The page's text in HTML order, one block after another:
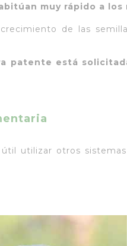
muy rápido a
de las
patente está
utilizar otros